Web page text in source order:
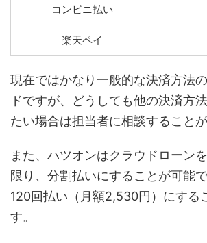
コンビニ払い
楽天ペイ
現在ではかなり一般的な決済方法
ドですが、どうしても他の決済方
たい場合は担当者に相談することが
また、ハツオンはクラウドローン
限り、分割払いにすることが可能
120回払い（月額2,530円）にする
す。